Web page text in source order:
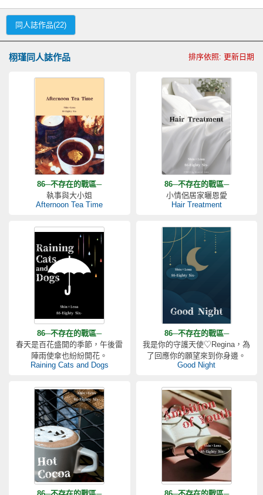
同人誌作品(22)
栩瑾同人誌作品 排序依照: 更新日期
86─不存在的戰區─
執事與大小姐
Afternoon Tea Time
86─不存在的戰區─
小情侶居家曬恩愛
Hair Treatment
86─不存在的戰區─
春天是百花盛開的季節，午後雷
陣雨使傘也紛紛開花。
Raining Cats and Dogs
86─不存在的戰區─
我是你的守護天使♡Regina，為
了回應你的願望來到你身邊。
Good Night